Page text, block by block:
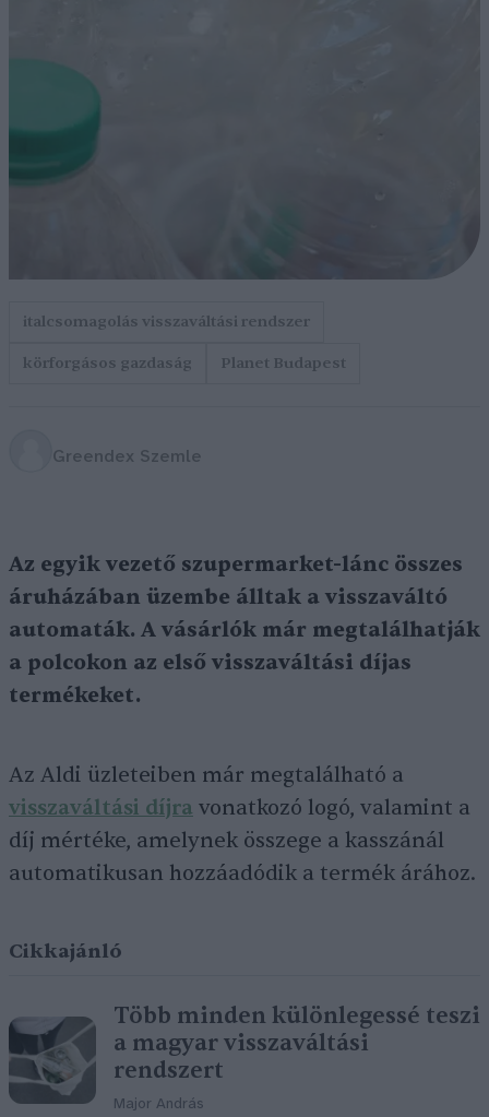
italcsomagolás visszaváltási rendszer
körforgásos gazdaság
Planet Budapest
Greendex Szemle
Az egyik vezető szupermarket-lánc összes
áruházában üzembe álltak a visszaváltó
automaták. A vásárlók már megtalálhatják
a polcokon az első visszaváltási díjas
termékeket.
Az Aldi üzleteiben már megtalálható a
visszaváltási díjra vonatkozó logó, valamint a
díj mértéke, amelynek összege a kasszánál
automatikusan hozzáadódik a termék árához.
Cikkajánló
Több minden különlegessé teszi
a magyar visszaváltási
rendszert
Major András